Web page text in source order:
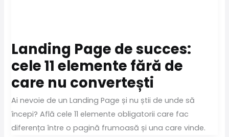
Landing Page de succes:
cele 11 elemente fără de
care nu convertești
Ai nevoie de un Landing Page și nu știi de unde să
începi? Află cele 11 elemente obligatorii care fac
diferența între o pagină frumoasă și una care vinde.